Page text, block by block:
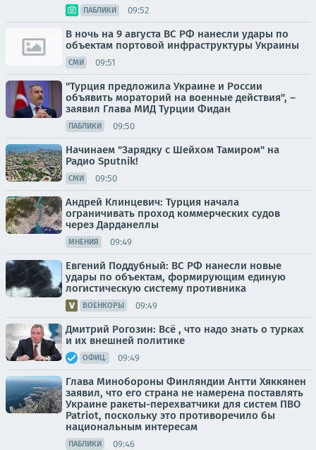
ПАБЛИКИ 09:52
В ночь на 9 августа ВС РФ нанесли удары по
объектам портовой инфраструктуры Украины
СМИ 09:51
"Турция предложила Украине и России
объявить мораторий на военные действия", –
заявил Глава МИД Турции Фидан
ПАБЛИКИ 09:50
Начинаем "Зарядку с Шейхом Тамиром" на
Радио Sputnik!
СМИ 09:50
Андрей Клинцевич: Турция начала
ограничивать проход коммерческих судов
через Дарданеллы
МНЕНИЯ 09:49
Евгений Поддубный: ВС РФ нанесли новые
удары по объектам, формирующим единую
логистическую систему противника
ВОЕНКОРЫ 09:49
Дмитрий Рогозин: Всё , что надо знать о турках
и их внешней политике
ОФИЦ. 09:49
Глава Минобороны Финляндии Антти Хяккянен
заявил, что его страна не намерена поставлять
Украине ракеты-перехватчики для систем ПВО
Patriot, поскольку это противоречило бы
национальным интересам
ПАБЛИКИ 09:46